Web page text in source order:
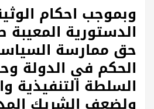
وبموجب احكام
الدستورية
حق ممارسة
الحكم في الدولة
السلطة التنفيذية